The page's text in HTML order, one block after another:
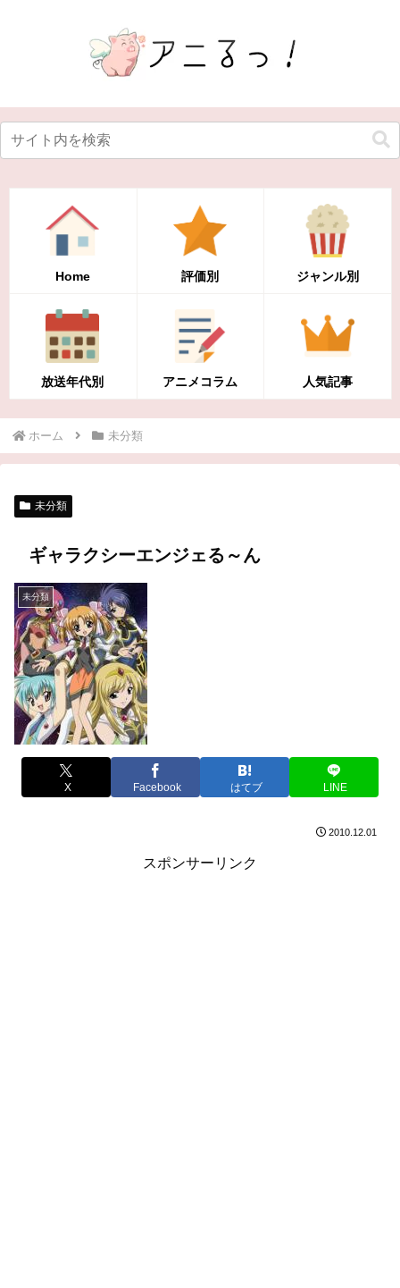
Home 評価別 ジャンル別
放送年代別 アニメコラム 人気記事
ホーム 未分類
未分類
ギャラクシーエンジェる～ん
未分類
X Facebook はてブ LINE
2010.12.01
スポンサーリンク